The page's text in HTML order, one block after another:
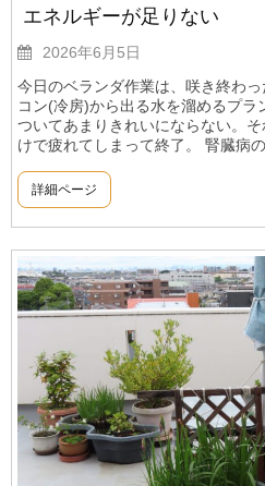
エネルギーが足りない
2026年6月5日
今日のベランダ作業は、咲き終わ
コン(冷房)から出る水を溜めるプ
ついてあまりきれいにならない。
けで疲れてしまって終了。 腎臓
詳細ページ